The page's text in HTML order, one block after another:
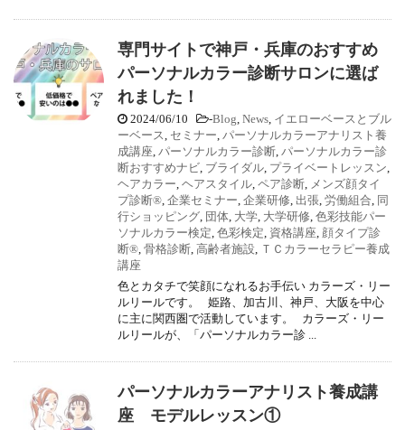
専門サイトで神戸・兵庫のおすすめ
パーソナルカラー診断サロンに選ば
れました！
2024/06/10 -Blog, News, イエローベースとブル
ーベース, セミナー, パーソナルカラーアナリスト養
成講座, パーソナルカラー診断, パーソナルカラー診
断おすすめナビ, ブライダル, プライベートレッスン,
ヘアカラー, ヘアスタイル, ペア診断, メンズ顔タイ
プ診断®, 企業セミナー, 企業研修, 出張, 労働組合, 同
行ショッピング, 団体, 大学, 大学研修, 色彩技能パー
ソナルカラー検定, 色彩検定, 資格講座, 顔タイプ診
断®, 骨格診断, 高齢者施設, ＴＣカラーセラピー養成
講座
色とカタチで笑顔になれるお手伝い カラーズ・リー
ルリールです。 姫路、加古川、神戸、大阪を中心
に主に関西圏で活動しています。 カラーズ・リー
ルリールが、「パーソナルカラー診 ...
パーソナルカラーアナリスト養成講
座 モデルレッスン①